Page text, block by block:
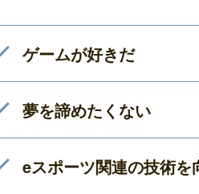
ゲームが好きだ
夢を諦めたくない
eスポーツ関連の技術を